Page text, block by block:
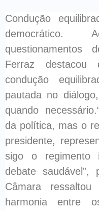
Condução
democrático.
questionamentos
Ferraz
condução
pautada no
quando
da política, mas o
presidente,
sigo o regimento
debate
Câmara
harmonia entre